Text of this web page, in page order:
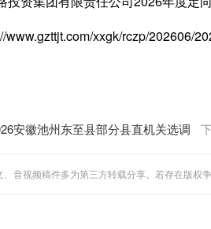
www.gzttjt.com/xxgk/rczp/202606/
安徽池州东至县部分县直机关选调